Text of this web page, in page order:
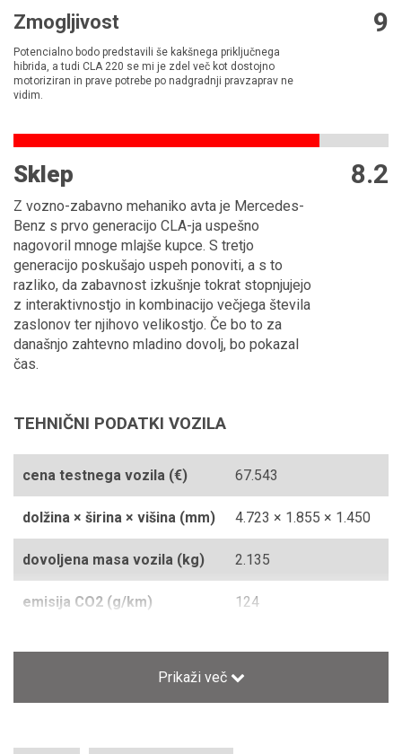
Zmogljivost
Potencialno bodo predstavili še kakšnega priključnega
hibrida, a tudi CLA 220 se mi je zdel več kot dostojno
motoriziran in prave potrebe po nadgradnji pravzaprav ne
vidim.
9
Sklep
Z vozno-zabavno mehaniko avta je Mercedes-
Benz s prvo generacijo CLA-ja uspešno
nagovoril mnoge mlajše kupce. S tretjo
generacijo poskušajo uspeh ponoviti, a s to
razliko, da zabavnost izkušnje tokrat stopnjujejo
z interaktivnostjo in kombinacijo večjega števila
zaslonov ter njihovo velikostjo. Če bo to za
današnjo zahtevno mladino dovolj, bo pokazal
čas.
8.2
TEHNIČNI PODATKI VOZILA
cena testnega vozila (€) 67.543
dolžina × širina × višina (mm) 4.723 × 1.855 × 1.450
dovoljena masa vozila (kg) 2.135
emisija CO2 (g/km) 124
masa praznega vozila (kg) 1.630
Prikaži več